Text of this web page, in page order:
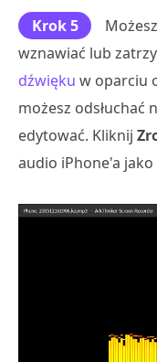
Krok 5
wznawiać lub
dźwięku w oparciu
możesz odsłuchać
edytować. Kliknij
audio iPhone'a jako